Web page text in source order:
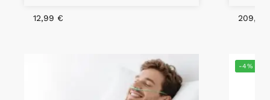
12,99 € 209,00
-4%